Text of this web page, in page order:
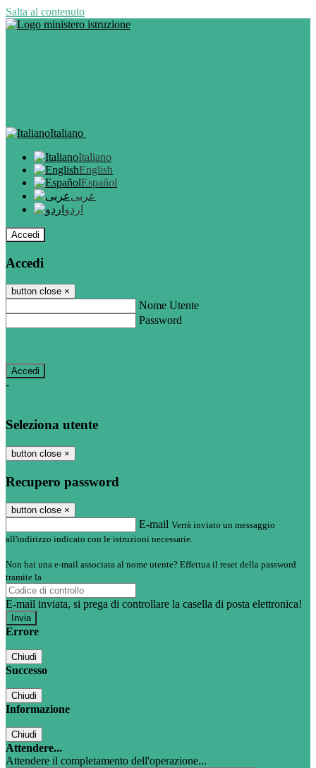
Salta al contenuto
Italiano
Italiano
English
Español
عربى
اردو
Accedi
Accedi
button close ×
Nome Utente
Password
-
Seleziona utente
button close ×
Recupero password
button close ×
E-mail Verrà inviato un messaggio
all'indirizzo indicato con le istruzioni necessarie.
Non hai una e-mail associata al nome utente? Effettua il reset della password
tramite la
E-mail inviata, si prega di controllare la casella di posta elettronica!
Errore
Chiudi
Successo
Chiudi
Informazione
Chiudi
Attendere...
Attendere il completamento dell'operazione...